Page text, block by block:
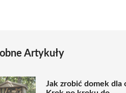
Artykuły
Jak zrobić domek dla